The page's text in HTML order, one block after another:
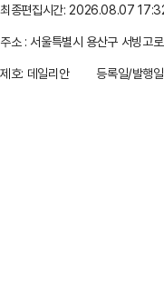
최종편집시간: 2026.08.07
주소 : 서울특별시 용산구 서빙고
제호: 데일리안
등록일/발행